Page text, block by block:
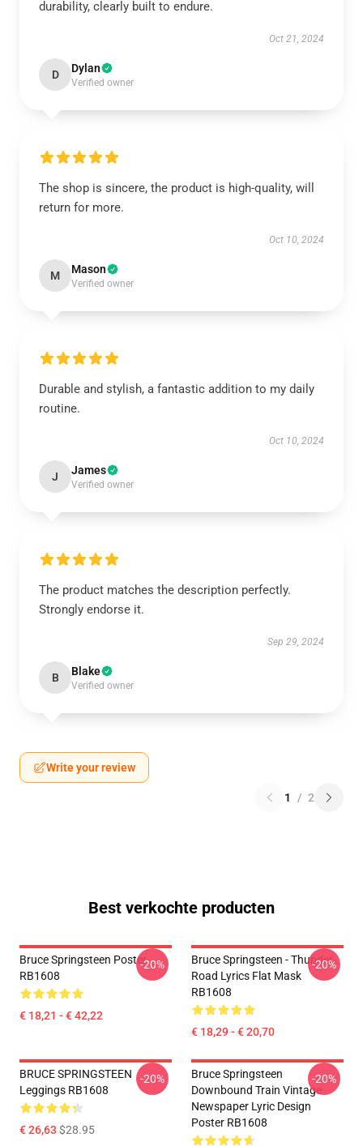
durability, clearly built to endure.
Oct 21, 2024
D Dylan
Verified owner
The shop is sincere, the product is high-quality, will
return for more.
Oct 10, 2024
M Mason
Verified owner
Durable and stylish, a fantastic addition to my daily
routine.
Oct 10, 2024
J James
Verified owner
The product matches the description perfectly.
Strongly endorse it.
Sep 29, 2024
B Blake
Verified owner
Write your review
1 / 2
Best verkochte producten
Bruce Springsteen Poster
RB1608
€ 18,21 - € 42,22
-20%
Bruce Springsteen - Thunder
Road Lyrics Flat Mask
RB1608
€ 18,29 - € 20,70
-20%
BRUCE SPRINGSTEEN
Leggings RB1608
€ 26,63 $28.95
-20%
Bruce Springsteen
Downbound Train Vintage
Newspaper Lyric Design
Poster RB1608
-20%